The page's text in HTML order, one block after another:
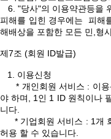
6. "당사"의 이용약관등을
피해를 입힌 경우에는 피해
해배상을 포함한 모든 민,형
제7조 (회원 ID발급)
1. 이용신청
* 개인회원 서비스 : 이용
야 하며, 1인 1 ID 원칙이나
니다.
* 기업회원 서비스 : 1개
허용 할 수 있습니다.